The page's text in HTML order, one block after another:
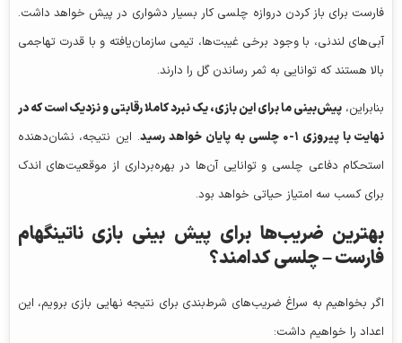
فارست برای باز کردن دروازه چلسی کار بسیار دشواری در پیش خواهد داشت.
آبی‌های لندنی، با وجود برخی غیبت‌ها، تیمی سازمان‌یافته و با قدرت تهاجمی
بالا هستند که توانایی به ثمر رساندن گل را دارند.
بنابراین، پیش‌بینی ما برای این بازی، یک نبرد کاملا رقابتی و نزدیک است که در
نهایت با پیروزی ۱-۰ چلسی به پایان خواهد رسید. این نتیجه، نشان‌دهنده
استحکام دفاعی چلسی و توانایی آن‌ها در بهره‌برداری از موقعیت‌های اندک
برای کسب سه امتیاز حیاتی خواهد بود.
بهترین ضریب‌ها برای پیش‌ بینی بازی ناتینگهام
فارست – چلسی کدامند؟
اگر بخواهیم به سراغ ضریب‌های شرط‌بندی برای نتیجه نهایی بازی برویم، این
اعداد را خواهیم داشت: